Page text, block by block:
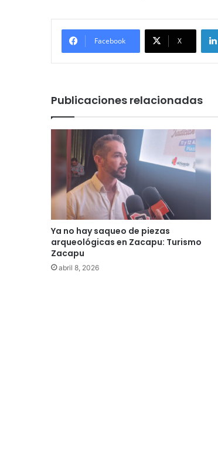
Facebook X
Publicaciones relacionadas
Ya no hay saqueo de piezas
arqueológicas en Zacapu: Turismo
Zacapu
abril 8, 2026